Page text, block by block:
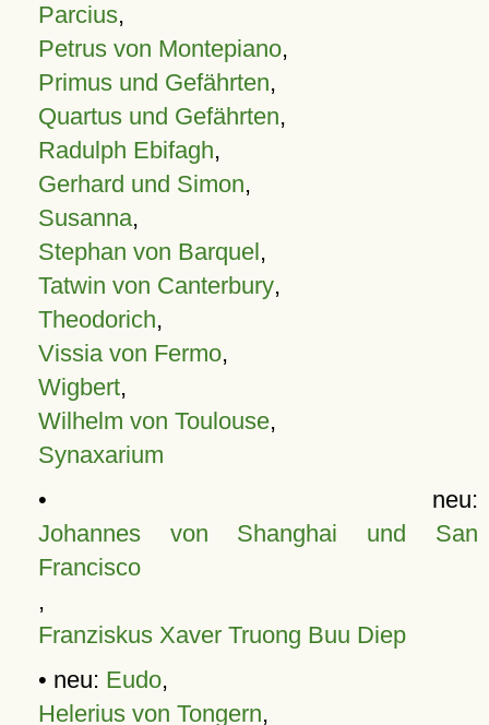
Parcius,
Petrus von Montepiano,
Primus und Gefährten,
Quartus und Gefährten,
Radulph Ebifagh,
Gerhard und Simon,
Susanna,
Stephan von Barquel,
Tatwin von Canterbury,
Theodorich,
Vissia von Fermo,
Wigbert,
Wilhelm von Toulouse,
Synaxarium
• neu:
Johannes von Shanghai und San
Francisco
,
Franziskus Xaver Truong Buu Diep
• neu: Eudo,
Helerius von Tongern,